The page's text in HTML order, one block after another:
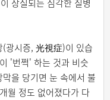
상실되는 심각한 질병
광시증, 光視症)이 있습
'번쩍' 하는 것과 비슷
을 당기면 눈 속에서 불
월 정도 없어졌다가 다